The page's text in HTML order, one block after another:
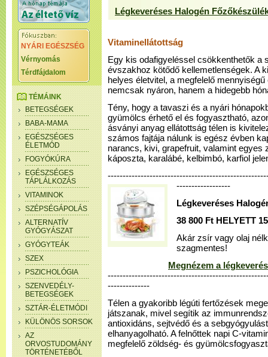
NYÁRI EGÉSZSÉG
Vérnyomás
Térdfájdalom
TÉMÁINK
BETEGSÉGEK
BABA-MAMA
EGÉSZSÉGES
ÉLETMÓD
FOGYÓKÚRA
EGÉSZSÉGES
TÁPLÁLKOZÁS
VITAMINOK
SZÉPSÉGÁPOLÁS
ALTERNATÍV
GYÓGYÁSZAT
GYÓGYTEÁK
SZEX
PSZICHOLÓGIA
SZENVEDÉLY-
BETEGSÉGEK
SZTÁR-ÉLETMÓDI
KÜLÖNÖS SORSOK
AZ
ORVOSTUDOMÁNY
TÖRTÉNETÉBŐL
Légkeveréses Halogén
Vitaminellátottság
Egy kis odafigyeléssel csökkenthetők a
évszakhoz kötődő kellemetlenségek. A
helyes életvitel, a megfelelő
nemcsak nyáron, hanem a hidegebb
Tény, hogy a tavaszi és a nyári
gyümölcs érhető el és fogyasztható,
ásványi anyag ellátottság télen is
számos fajtája nálunk is egész évben
narancs, kivi, grapefruit, valamint egyes
káposzta, karalábé, kelbimbó, karfiol
------------------
Légkeveréses
38 800 Ft HELYETT
Akár zsír vagy olaj
szagmentes!
Megnézem a
--------------
Télen a gyakoribb légúti fertőzések
játszanak, mivel segítik az
antioxidáns, sejtvédő és a
elhanyagolható. A felnőttek napi C-
megfelelő zöldség- és